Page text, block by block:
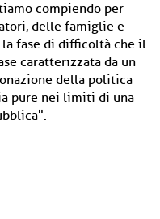
compiendo per
delle famiglie e
fase di difficoltà che il
caratterizzata da un
della politica
pure nei limiti di una